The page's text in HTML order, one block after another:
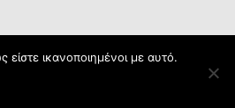
ικανοποιημένοι με αυτό.